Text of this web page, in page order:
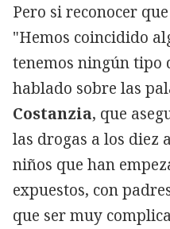
Pero si reconocer
"Hemos coincidido
tenemos ningún tipo
hablado sobre las
Costanzia, que
las drogas a los diez
niños que han
expuestos, con
que ser muy